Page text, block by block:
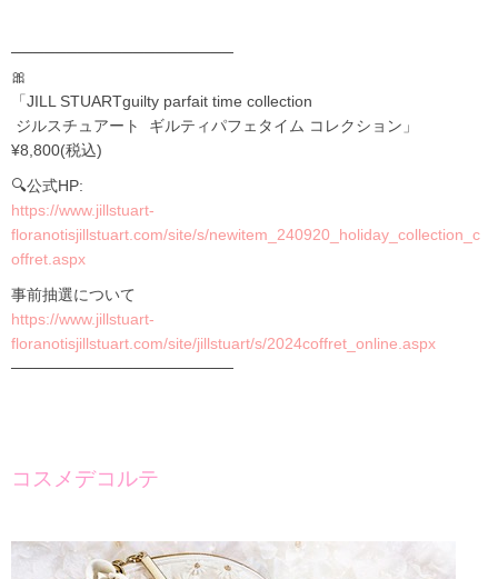
────────────────────
🎀
「JILL STUARTguilty parfait time collection
ジルスチュアート ギルティパフェタイム コレクション」
¥8,800(税込)
🔍公式HP:
https://www.jillstuart-
floranotisjillstuart.com/site/s/newitem_240920_holiday_collection_c
offret.aspx
事前抽選について
https://www.jillstuart-
floranotisjillstuart.com/site/jillstuart/s/2024coffret_online.aspx
────────────────────
コスメデコルテ